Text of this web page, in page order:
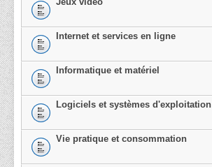
Internet et services en ligne
Informatique et matériel
Logiciels et systèmes d'exploitation
Vie pratique et consommation